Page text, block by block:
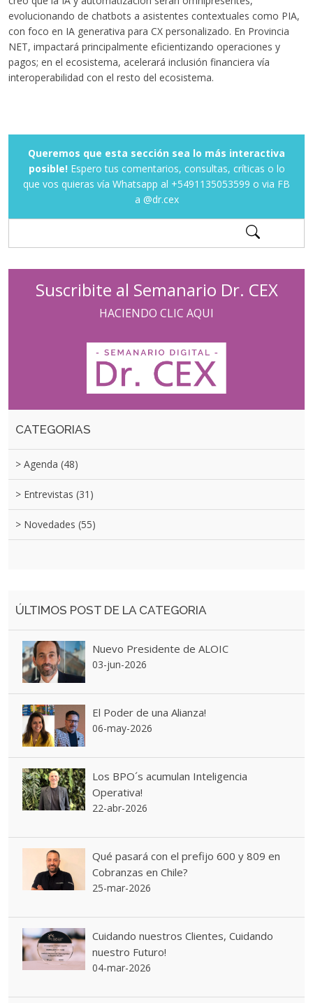
evolucionando de chatbots a asistentes contextuales como PIA,
con foco en IA generativa para CX personalizado. En Provincia
NET, impactará principalmente eficientizando operaciones y
pagos; en el ecosistema, acelerará inclusión financiera vía
interoperabilidad con el resto del ecosistema.
Queremos que esta sección sea lo más interactiva
posible!Espero tus comentarios, consultas, críticas o lo
que vos quieras vía Whatsapp al +5491135053599 o via FB
a @dr.cex
Suscribite al Semanario Dr. CEX
HACIENDO CLIC AQUI
CATEGORIAS
> Agenda (48)
> Entrevistas (31)
> Novedades (55)
ÚLTIMOS POST DE LA CATEGORIA
Nuevo Presidente de ALOIC
03-jun-2026
El Poder de una Alianza!
06-may-2026
Los BPO´s acumulan Inteligencia
Operativa!
22-abr-2026
Qué pasará con el prefijo 600 y 809 en
Cobranzas en Chile?
25-mar-2026
Cuidando nuestros Clientes, Cuidando
nuestro Futuro!
04-mar-2026